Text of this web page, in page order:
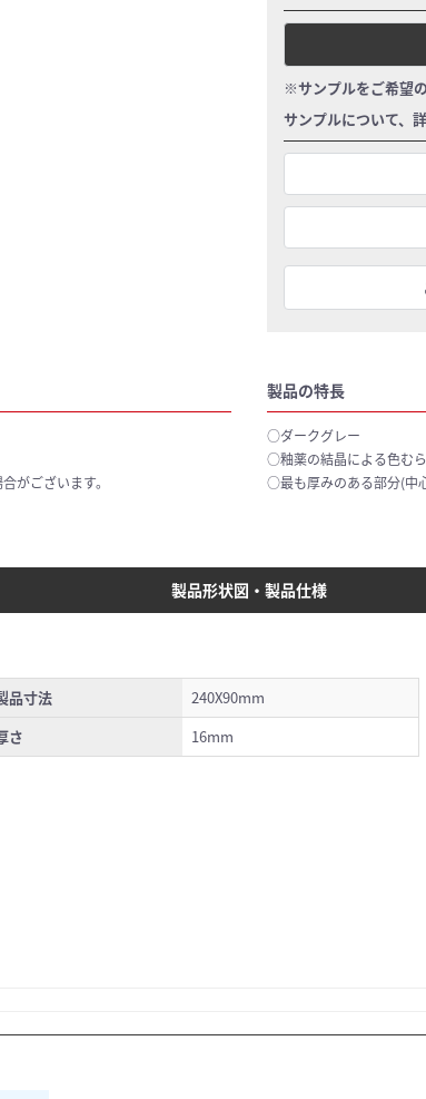
※サンプルをご希望の
サンプルについて、
がございます。
製品の特長
○ダークグレー
○釉薬の結晶による色む
○最も厚みのある部分(中
製品形状図・製品仕様
品寸法
240X90mm
さ
16mm